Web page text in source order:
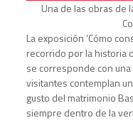
Una de las obras de
La exposición ‘Cómo
recorrido por la historia
se corresponde con
visitantes contemplan
gusto del matrimonio
siempre dentro de la